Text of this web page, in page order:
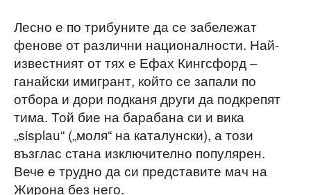
Лесно е по трибуните да се забележат
фенове от различни националности. Най-
известният от тях е Ефах Кингсфорд –
ганайски имигрант, който се запали по
отбора и дори подканя други да подкрепят
тима. Той бие на барабана си и вика
„sisplau“ („моля“ на каталунски), а този
възглас стана изключително популярен.
Вече е трудно да си представите мач на
Жирона без него.